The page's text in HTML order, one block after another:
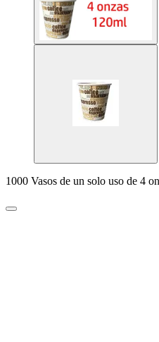
1000 Vasos de un solo uso de 4